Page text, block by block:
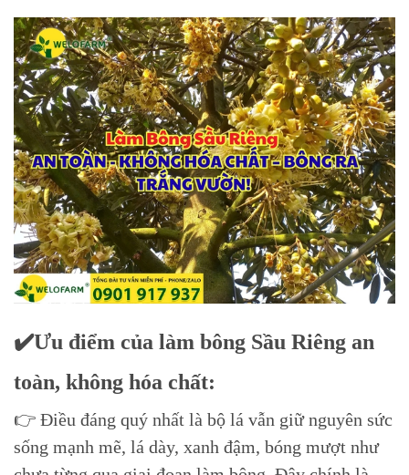
✔️Ưu điểm của làm bông Sầu Riêng an
toàn, không hóa chất:
👉 Điều đáng quý nhất là bộ lá vẫn giữ nguyên sức
sống mạnh mẽ, lá dày, xanh đậm, bóng mượt như